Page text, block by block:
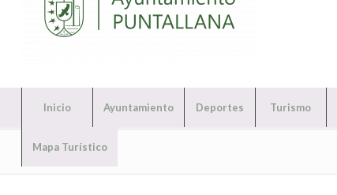
Inicio Ayuntamiento Deportes Turismo
Mapa Turístico